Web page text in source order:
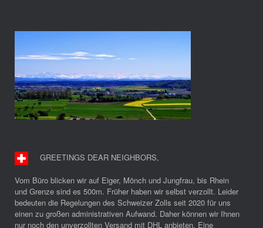
GREETINGS DEAR NEIGHBORS,
Vom Büro blicken wir auf Eiger, Mönch und Jungfrau, bis Rhein
und Grenze sind es 500m. Früher haben wir selbst verzollt. Leider
bedeuten die Regelungen des Schweizer Zolls seit 2020 für uns
einen zu großen administrativen Aufwand. Daher können wir Ihnen
nur noch den unverzollten Versand mit DHL anbieten. Eine